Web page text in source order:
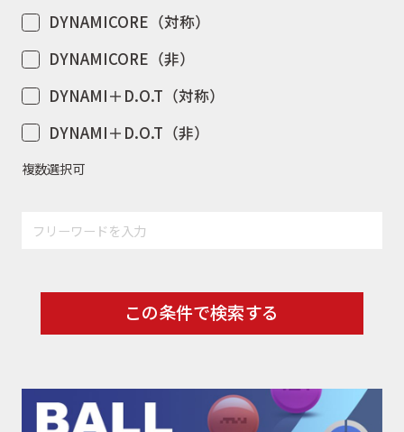
DYNAMICORE（対称）
DYNAMICORE（非）
DYNAMI＋D.O.T（対称）
DYNAMI＋D.O.T（非）
複数選択可
この条件で検索する